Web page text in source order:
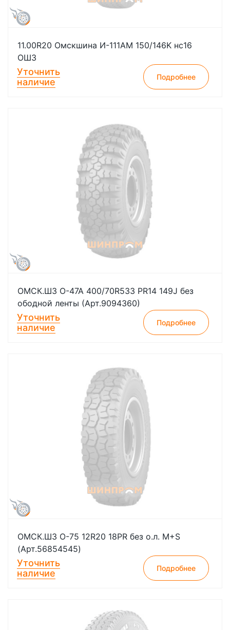
11.00R20 Омскшина И-111АМ 150/146K нс16
ОШЗ
Уточнить
наличие
Подробнее
ОМСК.ШЗ О-47А 400/70R533 PR14 149J без
ободной ленты (Арт.9094360)
Уточнить
наличие
Подробнее
ОМСК.ШЗ О-75 12R20 18PR без о.л. M+S
(Арт.56854545)
Уточнить
наличие
Подробнее